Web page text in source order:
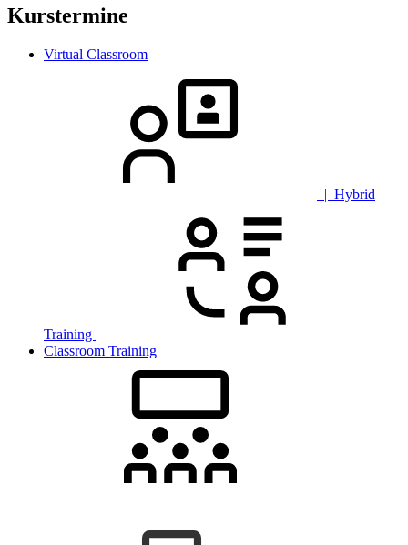
Kurstermine
Virtual Classroom
| Hybrid
Training
Classroom Training